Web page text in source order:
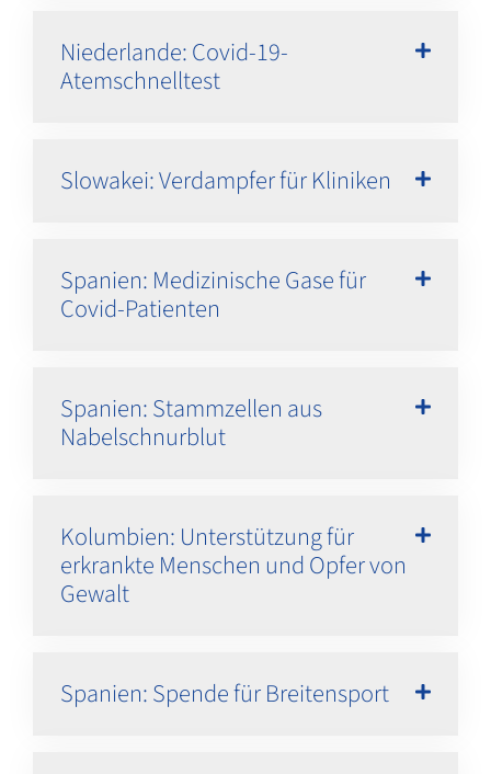
Niederlande: Covid-19-
Atemschnelltest
Slowakei: Verdampfer für Kliniken
Spanien: Medizinische Gase für
Covid-Patienten
Spanien: Stammzellen aus
Nabelschnurblut
Kolumbien: Unterstützung für
erkrankte Menschen und Opfer von
Gewalt
Spanien: Spende für Breitensport